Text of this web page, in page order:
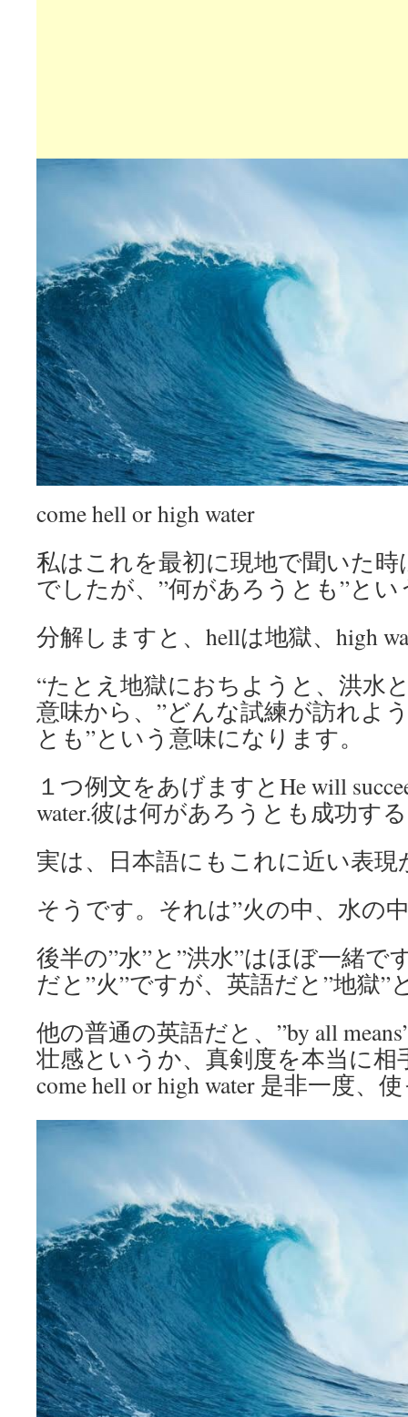
come hell or high water
私はこれを最初に現地で聞いた
でしたが、”何があろうとも”と
分解しますと、hellは地獄、high
“たとえ地獄におちようと、洪水
意味から、”どんな試練が訪れよ
とも”という意味になります。
１つ例文をあげますとHe will
water.彼は何があろうとも成功す
実は、日本語にもこれに近い表
そうです。それは”火の中、水の
後半の”水”と”洪水”はほぼ一緒で
だと”火”ですが、英語だと”地獄”
他の普通の英語だと、”by all
壮感というか、真剣度を本当に相
come hell or high water 是非一度、